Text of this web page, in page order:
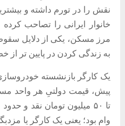
نقش را در تورم داشته و
خانوار ایرانی را تصاحب
مرز مسکن، یکی از دلایل
به زندگی کردن در پایین تر
یک کارگر بازنشسته